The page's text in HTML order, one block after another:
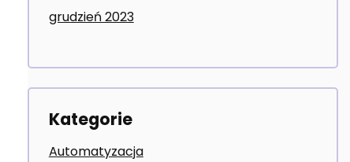
grudzień 2023
Kategorie
Automatyzacja